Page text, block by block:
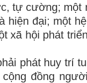
tự cường; một
hiện đại; một
xã hội phát
phát huy trí
đồng